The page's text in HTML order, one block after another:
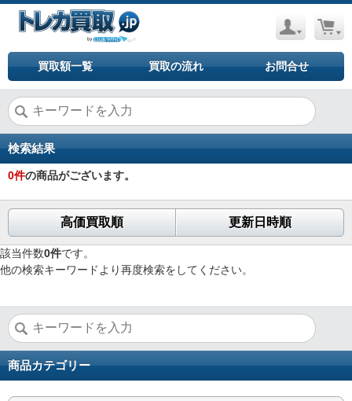
買取額一覧 買取の流れ お問合せ
検索結果
0件の商品がございます。
高価買取順 更新日時順
該当件数0件です。
他の検索キーワードより再度検索をしてください。
商品カテゴリー